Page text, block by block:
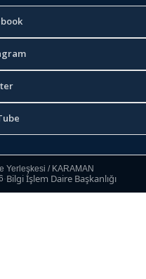
Yerleşkesi / KARAMAN
·Bilgi İşlem Daire Başkanlığı